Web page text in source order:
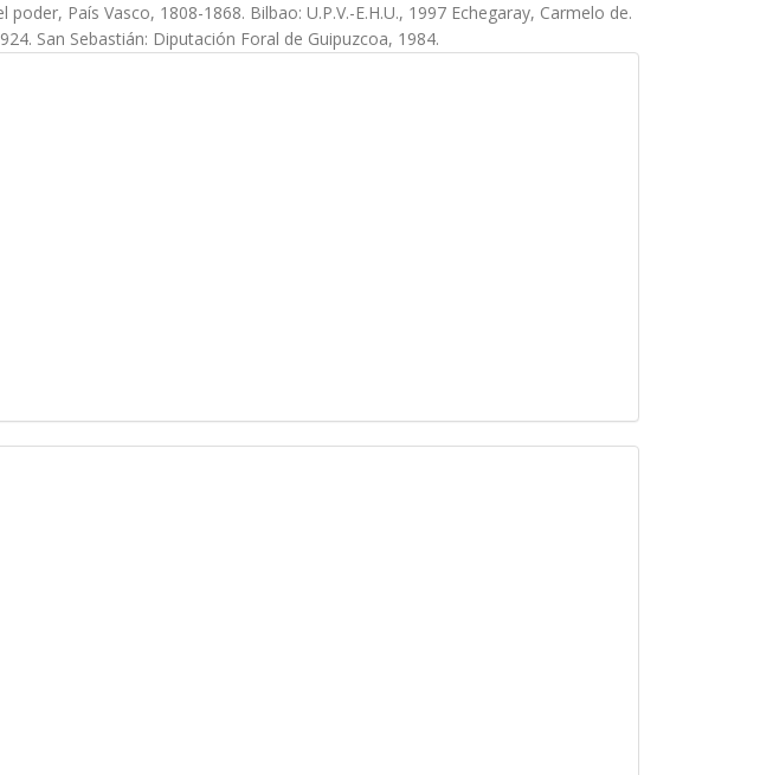
País Vasco, 1808-1868. Bilbao: U.P.V.-E.H.U., 1997 Echegaray, Carmelo de.
San Sebastián: Diputación Foral de Guipuzcoa, 1984.